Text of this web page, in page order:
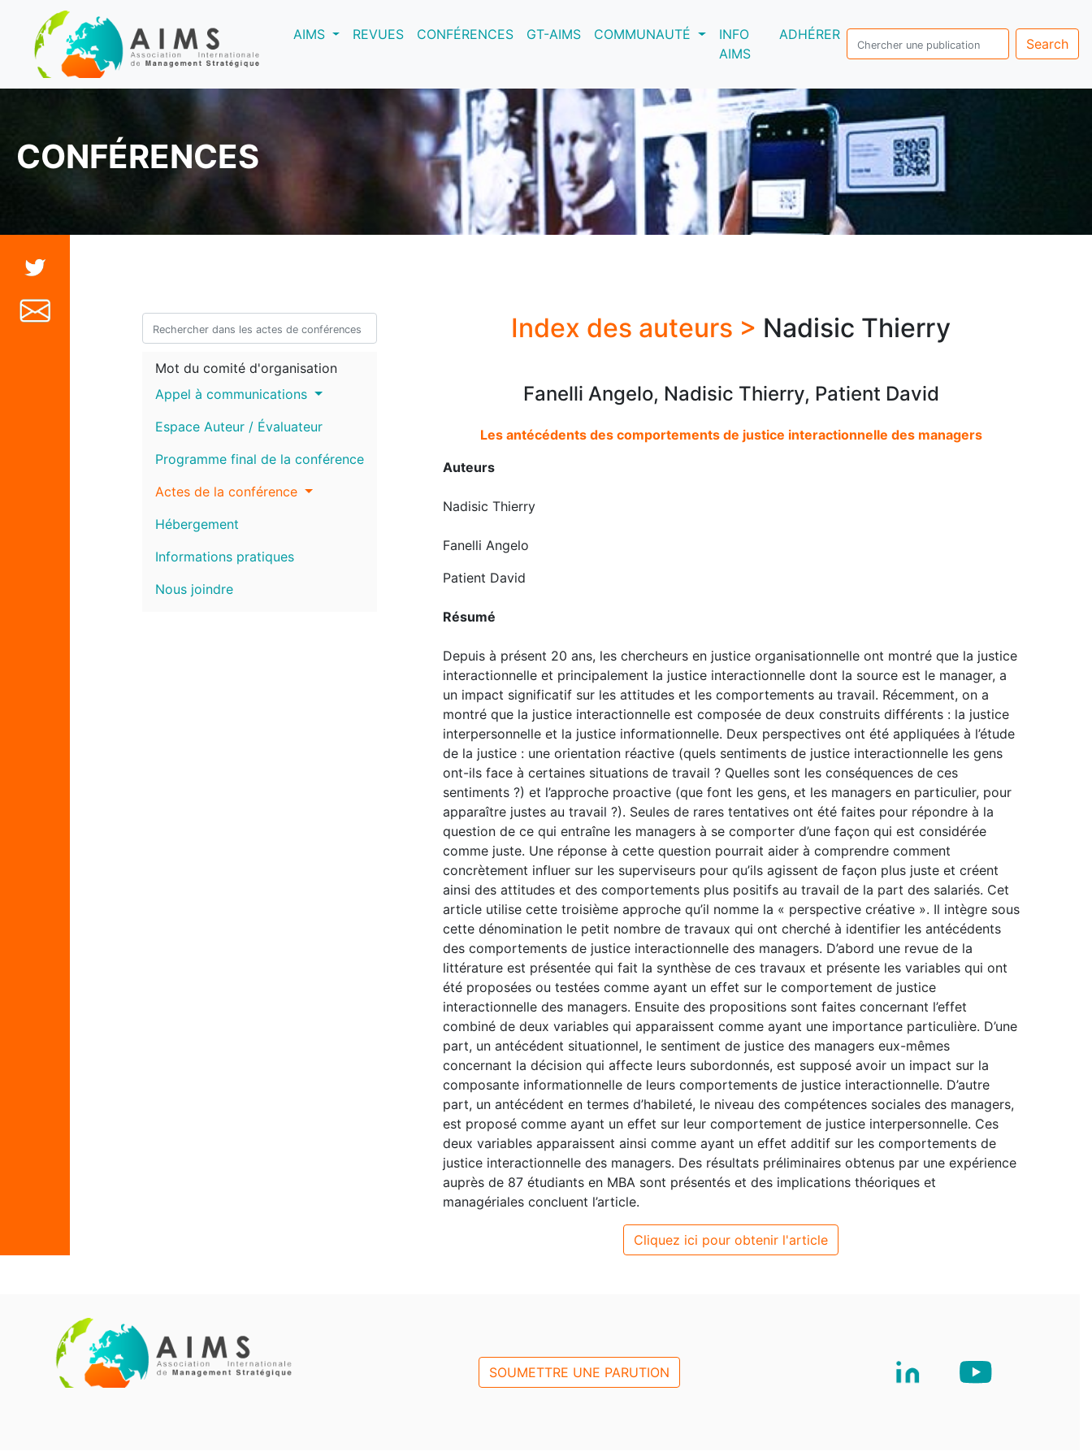
AIMS(current)REVUES CONFÉRENCES GT-AIMS COMMUNAUTÉ
INFO
AIMS
ADHÉRER
Search
CONFÉRENCES
Mot du comité d'organisation
Appel à communications
Espace Auteur / Évaluateur
Programme final de la conférence
Actes de la conférence
Hébergement
Informations pratiques
Nous joindre
Index des auteurs > Nadisic Thierry
Fanelli Angelo, Nadisic Thierry, Patient David
Les antécédents des comportements de justice interactionnelle des managers
Auteurs
Nadisic Thierry
Fanelli Angelo
Patient David
Résumé
Depuis à présent 20 ans, les chercheurs en justice organisationnelle ont montré que la justice
interactionnelle et principalement la justice interactionnelle dont la source est le manager, a
un impact significatif sur les attitudes et les comportements au travail. Récemment, on a
montré que la justice interactionnelle est composée de deux construits différents : la justice
interpersonnelle et la justice informationnelle. Deux perspectives ont été appliquées à l’étude
de la justice : une orientation réactive (quels sentiments de justice interactionnelle les gens
ont-ils face à certaines situations de travail ? Quelles sont les conséquences de ces
sentiments ?) et l’approche proactive (que font les gens, et les managers en particulier, pour
apparaître justes au travail ?). Seules de rares tentatives ont été faites pour répondre à la
question de ce qui entraîne les managers à se comporter d’une façon qui est considérée
comme juste. Une réponse à cette question pourrait aider à comprendre comment
concrètement influer sur les superviseurs pour qu’ils agissent de façon plus juste et créent
ainsi des attitudes et des comportements plus positifs au travail de la part des salariés. Cet
article utilise cette troisième approche qu’il nomme la « perspective créative ». Il intègre sous
cette dénomination le petit nombre de travaux qui ont cherché à identifier les antécédents
des comportements de justice interactionnelle des managers. D’abord une revue de la
littérature est présentée qui fait la synthèse de ces travaux et présente les variables qui ont
été proposées ou testées comme ayant un effet sur le comportement de justice
interactionnelle des managers. Ensuite des propositions sont faites concernant l’effet
combiné de deux variables qui apparaissent comme ayant une importance particulière. D’une
part, un antécédent situationnel, le sentiment de justice des managers eux-mêmes
concernant la décision qui affecte leurs subordonnés, est supposé avoir un impact sur la
composante informationnelle de leurs comportements de justice interactionnelle. D’autre
part, un antécédent en termes d’habileté, le niveau des compétences sociales des managers,
est proposé comme ayant un effet sur leur comportement de justice interpersonnelle. Ces
deux variables apparaissent ainsi comme ayant un effet additif sur les comportements de
justice interactionnelle des managers. Des résultats préliminaires obtenus par une expérience
auprès de 87 étudiants en MBA sont présentés et des implications théoriques et
managériales concluent l’article.
Cliquez ici pour obtenir l'article
SOUMETTRE UNE PARUTION